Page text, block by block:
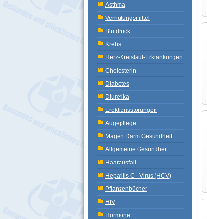
Asthma
Verhütungsmittel
Blutdruck
Krebs
Herz-Kreislauf-Erkrankungen
Cholesterin
Diabetes
Diuretika
Erektionsstörungen
Augepflege
Magen Darm Gesundheit
Allgemeine Gesundheit
Haarausfall
Hepatitis C - Virus (HCV)
Pflanzenbücher
HIV
Hormone